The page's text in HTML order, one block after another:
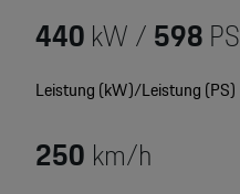
Car Configurator
Porsche Timepieces
440kW /598PS
Leistung (kW)/Leistung (PS)
250 km/h